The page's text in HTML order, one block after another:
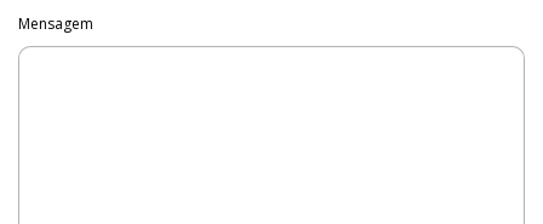
Mensagem